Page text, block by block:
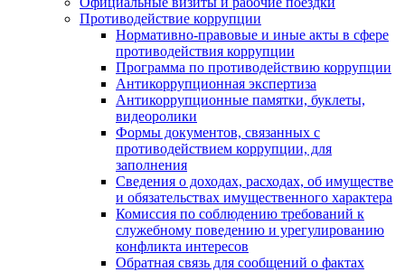
Противодействие коррупции
Нормативно-правовые и иные акты в сфере
противодействия коррупции
Программа по противодействию коррупции
Антикоррупционная экспертиза
Антикоррупционные памятки, буклеты,
видеоролики
Формы документов, связанных с
противодействием коррупции, для
заполнения
Сведения о доходах, расходах, об имуществе
и обязательствах имущественного характера
Комиссия по соблюдению требований к
служебному поведению и урегулированию
конфликта интересов
Обратная связь для сообщений о фактах